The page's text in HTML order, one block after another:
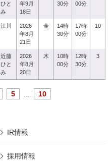
ひと
み
年9月
18日
30分
00分
江川
2026
年8月
21日
金
14時
30分
17時
00分
10
近藤
ひと
み
2026
年8月
20日
木
10時
00分
12時
30分
3
5 10
IR情報
採用情報